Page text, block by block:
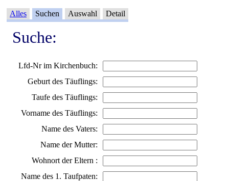
Alles Suchen Auswahl Detail
Suche:
Lfd-Nr im Kirchenbuch:
Geburt des Täuflings:
Taufe des Täuflings:
Vorname des Täuflings:
Name des Vaters:
Name der Mutter:
Wohnort der Eltern :
Name des 1. Taufpaten: